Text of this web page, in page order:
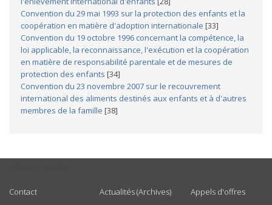
Convention du 29 mai 1993 sur la protection des enfants et la
coopération en matière d'adoption internationale [33]
Convention du 19 octobre 1996 concernant la compétence, la
loi applicable, la reconnaissance, l'exécution et la coopération
en matière de responsabilité parentale et de mesures de
protection des enfants [34]
Convention du 23 novembre 2007 sur le recouvrement
international des aliments destinés aux enfants et à d'autres
membres de la famille [38]
Contact
Actualités (Archives)
Appels d'offres